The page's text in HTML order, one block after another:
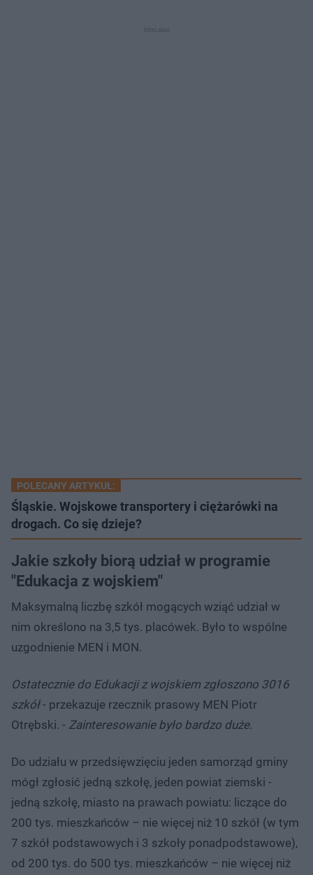
POLECANY ARTYKUŁ:
Śląskie. Wojskowe transportery i ciężarówki na
drogach. Co się dzieje?
Jakie szkoły biorą udział w programie
"Edukacja z wojskiem"
Maksymalną liczbę szkół mogących wziąć udział w
nim określono na 3,5 tys. placówek. Było to wspólne
uzgodnienie MEN i MON.
Ostatecznie do Edukacji z wojskiem zgłoszono 3016
szkół- przekazuje rzecznik prasowy MEN Piotr
Otrębski. - Zainteresowanie było bardzo duże.
Do udziału w przedsięwzięciu jeden samorząd gminy
mógł zgłosić jedną szkołę, jeden powiat ziemski -
jedną szkołę, miasto na prawach powiatu: liczące do
200 tys. mieszkańców – nie więcej niż 10 szkół (w tym
7 szkół podstawowych i 3 szkoły ponadpodstawowe),
od 200 tys. do 500 tys. mieszkańców – nie więcej niż